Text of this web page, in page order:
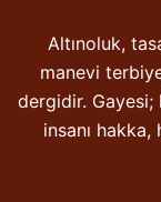
Altınoluk,
manevi
dergidir.
insanı